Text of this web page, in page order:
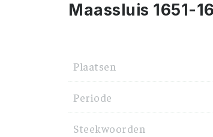
Maassluis 1651-
Plaatsen
Periode
Steekwoorden